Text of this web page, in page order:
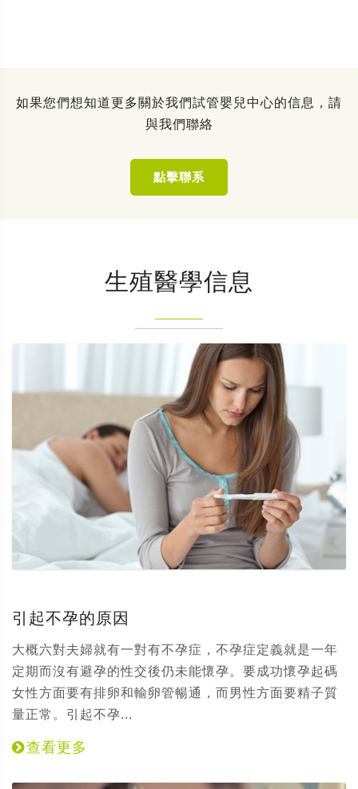
如果您們想知道更多關於我們試管嬰兒中心的信息，請
與我們聯絡
點擊聯系
生殖醫學信息
引起不孕的原因
大概六對夫婦就有一對有不孕症，不孕症定義就是一年
定期而沒有避孕的性交後仍未能懷孕。要成功懷孕起碼
女性方面要有排卵和輸卵管暢通，而男性方面要精子質
量正常。引起不孕...
查看更多